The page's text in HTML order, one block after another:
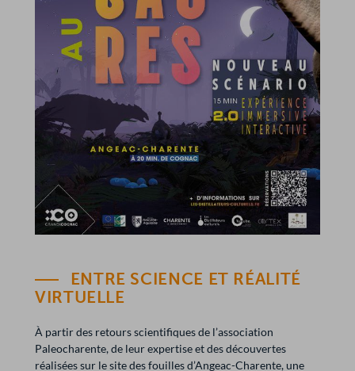
ENTRE SCIENCE ET RÉALITÉ
VIRTUELLE
À partir des retours scientifiques de l’association
Paleocharente, de leur expertise et des découvertes
réalisées sur le site des fouilles d’Angeac-Charente, une